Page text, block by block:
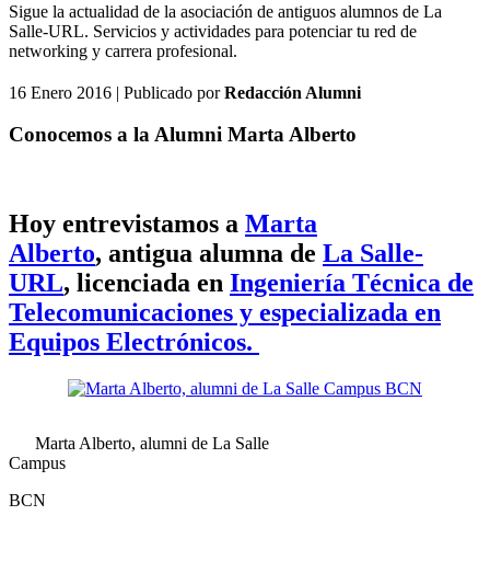
Sigue la actualidad de la asociación de antiguos alumnos de La
Salle-URL. Servicios y actividades para potenciar tu red de
networking y carrera profesional.
16 Enero 2016 | Publicado porRedacción Alumni
Conocemos a la Alumni Marta Alberto
Hoy entrevistamos a Marta
Alberto, antigua alumna de La Salle-
URL, licenciada en Ingeniería Técnica de
Telecomunicaciones y especializada en
Equipos Electrónicos.
Marta Alberto, alumni de La Salle
Campus
BCN